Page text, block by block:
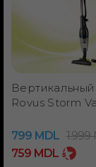
Rovus Storm
799 MDL 1.999
759 MDL